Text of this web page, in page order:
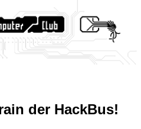
der HackBus!